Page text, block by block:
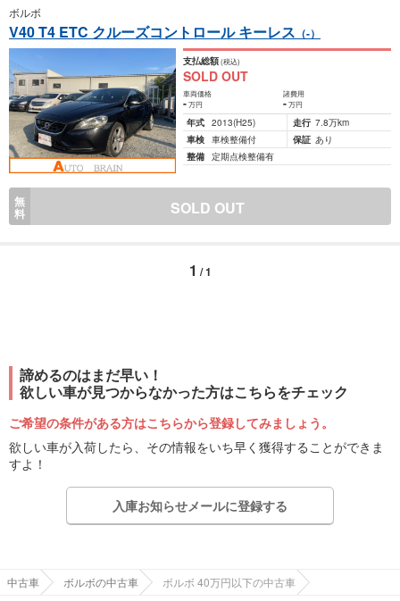
ボルボ
V40 T4 ETC クルーズコントロール キーレス （-）
支払総額(税込)
SOLD OUT
車両価格
-万円
諸費用
- 万円
年式 2013(H25) 走行 7.8万km
車検 車検整備付 保証 あり
整備 定期点検整備有
無
料 SOLD OUT
1 / 1
諦めるのはまだ早い！
欲しい車が見つからなかった方はこちらをチェック
ご希望の条件がある方はこちらから登録してみましょう。
欲しい車が入荷したら、その情報をいち早く獲得することができま
すよ！
入庫お知らせメールに登録する
中古車 ボルボの中古車 ボルボ 40万円以下の中古車